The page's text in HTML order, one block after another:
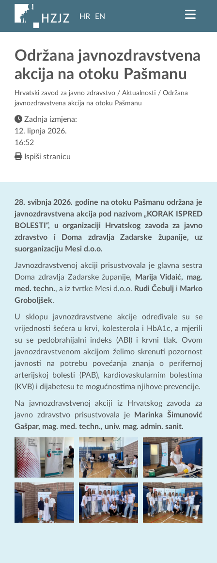
HR EN
Održana javnozdravstvena
akcija na otoku Pašmanu
Hrvatski zavod za javno zdravstvo / Aktualnosti / Održana
javnozdravstvena akcija na otoku Pašmanu
Zadnja izmjena:
12. lipnja 2026.
16:52
Ispiši stranicu
28. svibnja 2026. godine na otoku Pašmanu održana je
javnozdravstvena akcija pod nazivom „KORAK ISPRED
BOLESTI“, u organizaciji Hrvatskog zavoda za javno
zdravstvo i Doma zdravlja Zadarske županije, uz
suorganizaciju Mesi d.o.o.
Javnozdravstvenoj akciji prisustvovala je glavna sestra
Doma zdravlja Zadarske županije,
Marija Vidaić, mag.
med. techn., a iz tvrtke Mesi d.o.o. Rudi Čebulji Marko
Groboljšek.
U sklopu javnozdravstvene akcije određivale su se
vrijednosti šećera u krvi, kolesterola i HbA1c, a mjerili
su se pedobrahijalni indeks (ABI) i krvni tlak. Ovom
javnozdravstvenom akcijom želimo skrenuti pozornost
javnosti na potrebu povećanja znanja o perifernoj
arterijskoj bolesti (PAB), kardiovaskularnim bolestima
(KVB) i dijabetesu te mogućnostima njihove prevencije.
Na javnozdravstvenoj akciji iz Hrvatskog zavoda za
javno zdravstvo prisustvovala je
Marinka Šimunović
Gašpar, mag. med. techn., univ. mag. admin. sanit.